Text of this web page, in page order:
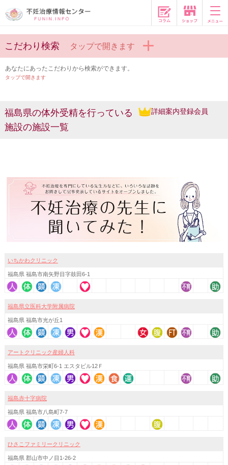
コラム
こだわり検索 タップで開きます
あなたにあったこだわりから検索ができます。
タップで開きます
福島県の体外受精を行っている
施設の施設一覧
詳細案内登録会員
いちかわクリニック
福島県 福島市南矢野目字鼓田6-1
福島県立医科大学附属病院
福島県 福島市光が丘1
アートクリニック産婦人科
福島県 福島市栄町6-1 エスタビル12Ｆ
福島赤十字病院
福島県 福島市八島町7-7
ひさこファミリークリニック
福島県 郡山市中ノ目1-26-2